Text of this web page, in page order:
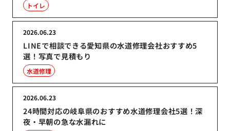
トイレ
LINEで相談できる愛知県の水道修理会社おすすめ5
選！写真で見積もり
2026.06.23
水道修理
24時間対応の岐阜県のおすすめ水道修理会社5選！深
夜・早朝の急な水漏れに
2026.06.23